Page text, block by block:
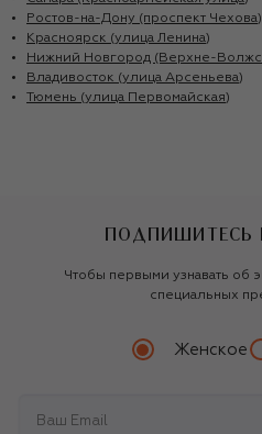
Ростов-на-Дону (проспект Чехова)
Красноярск (улица Ленина)
Нижний Новгород (Верхне-
Владивосток (улица Арсеньева)
Тюмень (улица Первомайская)
ПОДПИШИТЕСЬ
Чтобы первыми узнавать об
специальных
Женское